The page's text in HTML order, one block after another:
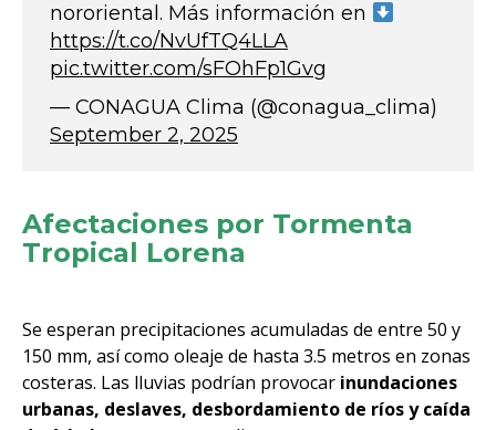
nororiental. Más información en
https://t.co/NvUfTQ4LLA
pic.twitter.com/sFOhFp1Gvg
— CONAGUA Clima (@conagua_clima)
September 2, 2025
Afectaciones por Tormenta
Tropical Lorena
Se esperan precipitaciones acumuladas de entre 50 y
150 mm, así como oleaje de hasta 3.5 metros en zonas
costeras. Las lluvias podrían provocar inundaciones
urbanas, deslaves, desbordamiento de ríos y caída